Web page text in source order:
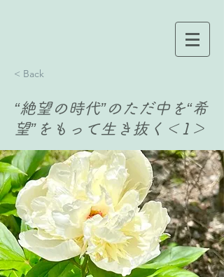
< Back
“絶望の時代”のただ中を“希
望”をもって生き抜く＜1＞